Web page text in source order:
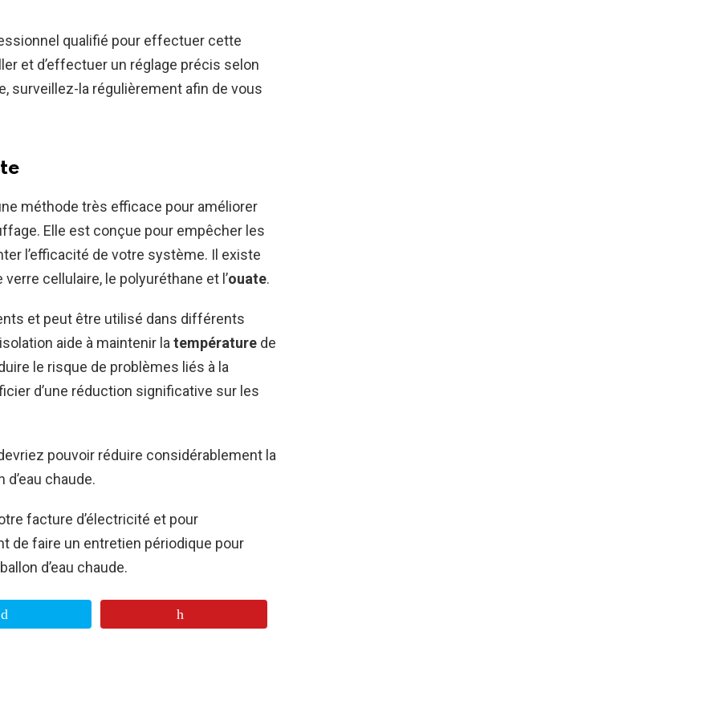
qualifié pour effectuer cette
et d’effectuer un réglage précis selon
surveillez-la régulièrement afin de vous
méthode très efficace pour améliorer
Elle est conçue pour empêcher les
l’efficacité de votre système. Il existe
cellulaire, le polyuréthane et l’ouate.
et peut être utilisé dans différents
aide à maintenir la température de
le risque de problèmes liés à la
d’une réduction significative sur les
pouvoir réduire considérablement la
chaude.
facture d’électricité et pour
de faire un entretien périodique pour
d’eau chaude.